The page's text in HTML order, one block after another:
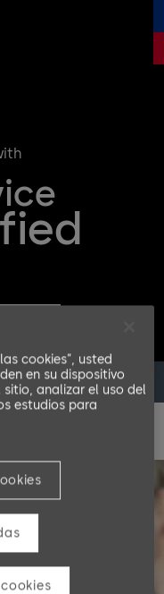
cookies”, usted
en su dispositivo
analizar el uso del
estudios para